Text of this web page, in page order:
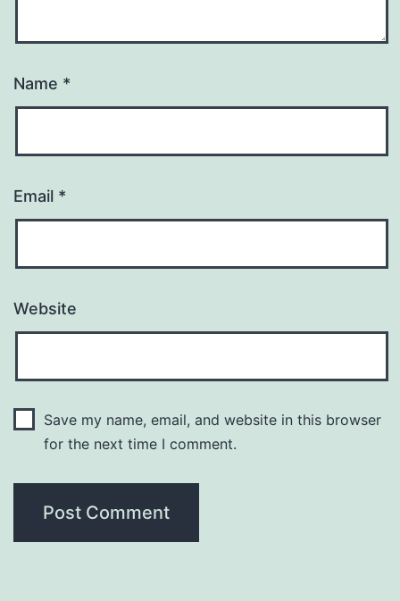
Name *
Email *
Website
Save my name, email, and website in this browser
for the next time I comment.